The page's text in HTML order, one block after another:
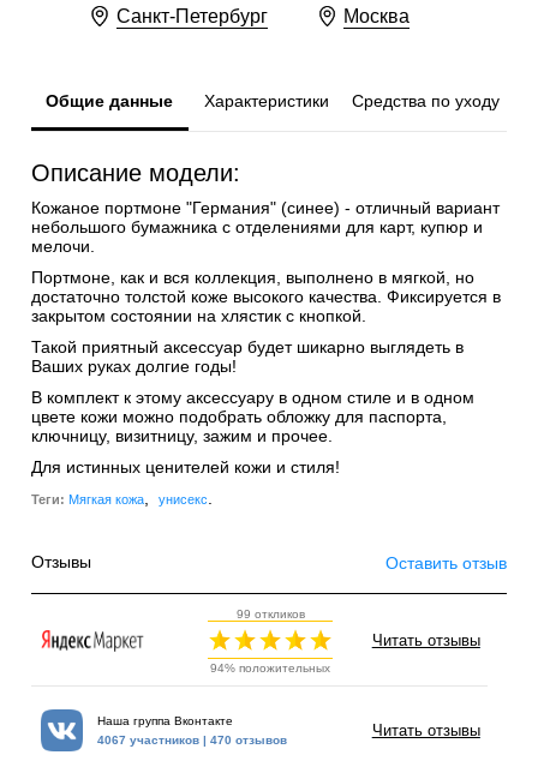
Санкт-Петербург Москва
Общие данные Характеристики Средства по уходу
Описание модели:
Кожаное портмоне "Германия" (cинее) - отличный вариант
небольшого бумажника с отделениями для карт, купюр и
мелочи.
Портмоне, как и вся коллекция, выполнено в мягкой, но
достаточно толстой коже высокого качества. Фиксируется в
закрытом состоянии на хлястик с кнопкой.
Такой приятный аксессуар будет шикарно выглядеть в
Ваших руках долгие годы!
В комплект к этому аксессуару в одном стиле и в одном
цвете кожи можно подобрать обложку для паспорта,
ключницу, визитницу, зажим и прочее.
Для истинных ценителей кожи и стиля!
Теги: Мягкая кожа унисекс
Отзывы Оставить отзыв
99 откликов
94% положительных
Читать отзывы
Наша группа Вконтакте
4067 участников | 470 отзывов
Читать отзывы